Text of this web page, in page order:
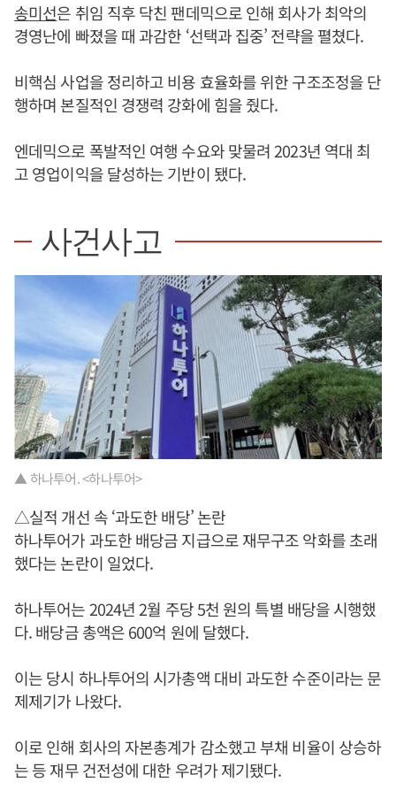
송미선은 취임 직후 닥친 팬데믹으로 인해 회사가 최악의
경영난에 빠졌을 때 과감한 ‘선택과 집중’ 전략을 펼쳤다.
비핵심 사업을 정리하고 비용 효율화를 위한 구조조정을 단
행하며 본질적인 경쟁력 강화에 힘을 줬다.
엔데믹으로 폭발적인 여행 수요와 맞물려 2023년 역대 최
고 영업이익을 달성하는 기반이 됐다.
사건사고
▲ 하나투어. <하나투어>
△실적 개선 속 ‘과도한 배당’ 논란
하나투어가 과도한 배당금 지급으로 재무구조 악화를 초래
했다는 논란이 일었다.
하나투어는 2024년 2월 주당 5천 원의 특별 배당을 시행했
다. 배당금 총액은 600억 원에 달했다.
이는 당시 하나투어의 시가총액 대비 과도한 수준이라는 문
제제기가 나왔다.
이로 인해 회사의 자본총계가 감소했고 부채 비율이 상승하
는 등 재무 건전성에 대한 우려가 제기됐다.